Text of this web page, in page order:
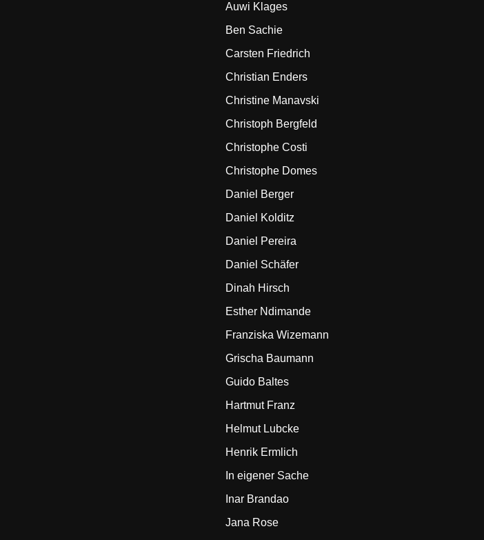
Auwi Klages
Ben Sachie
Carsten Friedrich
Christian Enders
Christine Manavski
Christoph Bergfeld
Christophe Costi
Christophe Domes
Daniel Berger
Daniel Kolditz
Daniel Pereira
Daniel Schäfer
Dinah Hirsch
Esther Ndimande
Franziska Wizemann
Grischa Baumann
Guido Baltes
Hartmut Franz
Helmut Lubcke
Henrik Ermlich
In eigener Sache
Inar Brandao
Jana Rose